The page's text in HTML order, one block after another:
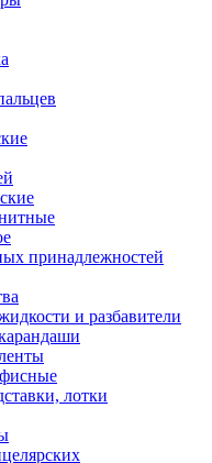
принадлежностей
и разбавители
лотки